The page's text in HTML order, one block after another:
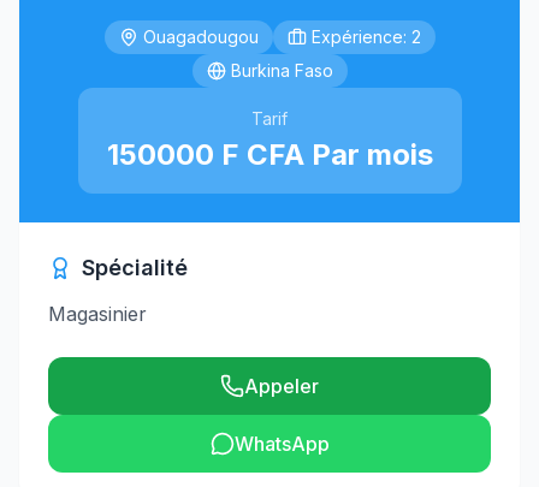
Ouagadougou
Expérience: 2
Burkina Faso
Tarif
150000 F CFA Par mois
Spécialité
Magasinier
Appeler
WhatsApp